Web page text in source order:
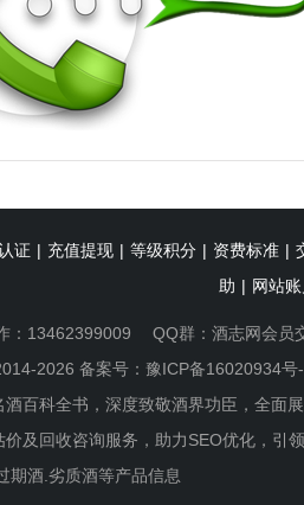
证 | 充值提现 | 等级积分 | 资费标准 |
助 | 网站
：13462399009 QQ群： 酒志网会员
2026 备案号： 豫ICP备16020934号
百科全书，深度致敬酒界功臣，全面
及回收咨询服务，助力SEO优化，引
期酒.劣质酒等产品信息